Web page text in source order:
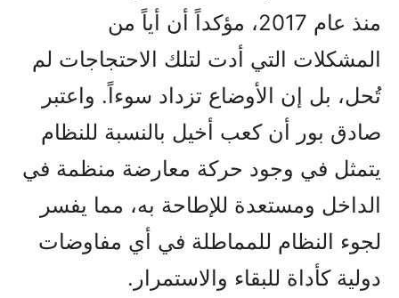
منذ عام 2017، مؤكداً أن أياً من
المشكلات التي أدت لتلك الاحتجاجات لم
تُحل، بل إن الأوضاع تزداد سوءاً. واعتبر
صادق بور أن كعب أخيل بالنسبة للنظام
يتمثل في وجود حركة معارضة منظمة في
الداخل ومستعدة للإطاحة به، مما يفسر
لجوء النظام للمماطلة في أي مفاوضات
دولية كأداة للبقاء والاستمرار.